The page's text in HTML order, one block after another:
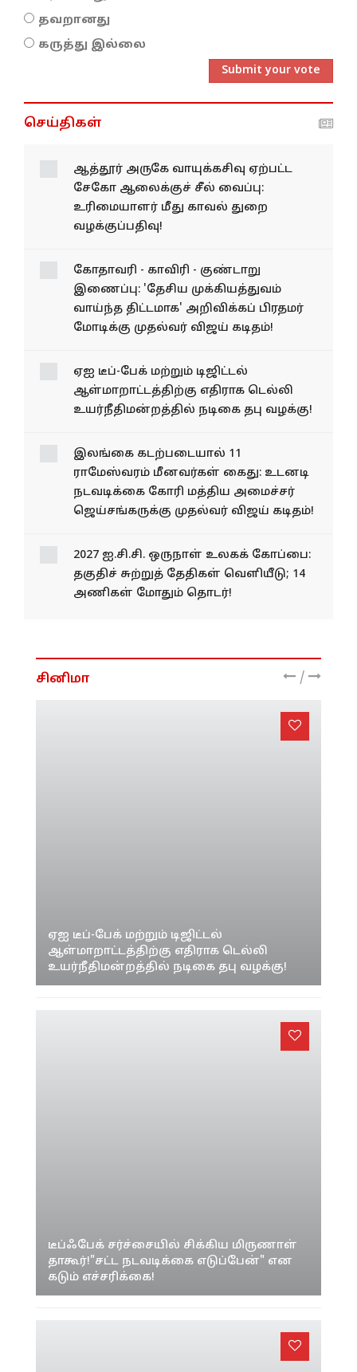
தவறானது
கருத்து இல்லை
Submit your vote
செய்திகள்
ஆத்தூர் அருகே வாயுக்கசிவு ஏற்பட்ட
சேகோ ஆலைக்குச் சீல் வைப்பு:
உரிமையாளர் மீது காவல் துறை
வழக்குப்பதிவு!
கோதாவரி - காவிரி - குண்டாறு
இணைப்பு: 'தேசிய முக்கியத்துவம்
வாய்ந்த திட்டமாக' அறிவிக்கப் பிரதமர்
மோடிக்கு முதல்வர் விஜய் கடிதம்!
ஏஐ டீப்-பேக் மற்றும் டிஜிட்டல்
ஆள்மாறாட்டத்திற்கு எதிராக டெல்லி
உயர்நீதிமன்றத்தில் நடிகை தபு வழக்கு!
இலங்கை கடற்படையால் 11
ராமேஸ்வரம் மீனவர்கள் கைது: உடனடி
நடவடிக்கை கோரி மத்திய அமைச்சர்
ஜெய்சங்கருக்கு முதல்வர் விஜய் கடிதம்!
2027 ஐ.சி.சி. ஒருநாள் உலகக் கோப்பை:
தகுதிச் சுற்றுத் தேதிகள் வெளியீடு; 14
அணிகள் மோதும் தொடர்!
சினிமா /
ஏஐ டீப்-பேக் மற்றும் டிஜிட்டல்
ஆள்மாறாட்டத்திற்கு எதிராக டெல்லி
உயர்நீதிமன்றத்தில் நடிகை தபு வழக்கு!
டீப்ஃபேக் சர்ச்சையில் சிக்கிய மிருணாள்
தாகூர்!"சட்ட நடவடிக்கை எடுப்பேன்" என
கடும் எச்சரிக்கை!